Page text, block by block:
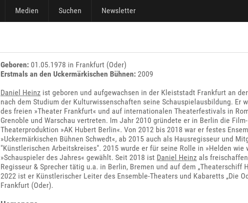
Medien Suchen Newsletter
Geboren: 01.05.1978 in Frankfurt (Oder)
Erstmals an den Uckermärkischen Bühnen: 2009
Daniel Heinz ist geboren und aufgewachsen in der Kleiststadt Frankfurt an
nach dem Studium der Kulturwissenschaften seine Schauspielausbildung. Er
des freien »Theater Frankfurt« und auf internationalen Theaterfestivals in
Grenoble und Warschau vertreten. Im Jahr 2010 gründete er in Berlin die
Theaterproduktion »AK Hubert Berlin«. Von 2012 bis 2018 war er festes
»Uckermärkischen Bühnen Schwedt«, ab 2015 auch als Hausregisseur und
"Künstlerischen Arbeitskreises". 2015 wurde er für seine Rolle in »Helden wie
»Schauspieler des Jahres« gewählt. Seit 2018 ist Daniel Heinz als
Regisseur & Sprecher tätig u.a. in Berlin, Bremen und auf dem „Theaterschiff
2022 ist er Künstlerischer Leiter des Ensemble-Theaters und Kabaretts „Die
Frankfurt (Oder).